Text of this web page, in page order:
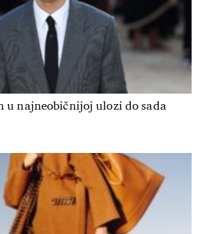
u najneobičnijoj ulozi do sada